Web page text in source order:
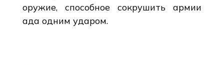
оружие, способное сокрушить армии
ада одним ударом.